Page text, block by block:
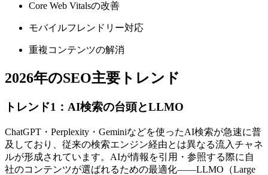
Core Web Vitalsの改善
モバイルフレンドリー対応
重複コンテンツの解消
2026年のSEO主要トレンド
トレンド1：AI検索の台頭とLLMO
ChatGPT・Perplexity・Geminiなどを使ったAI検索が急速に普
及しており、従来の検索エンジン経由とは異なる流入チャネ
ルが形成されています。AIが情報を引用・参照する際に自
社のコンテンツが選ばれるための最適化——LLMO（Large